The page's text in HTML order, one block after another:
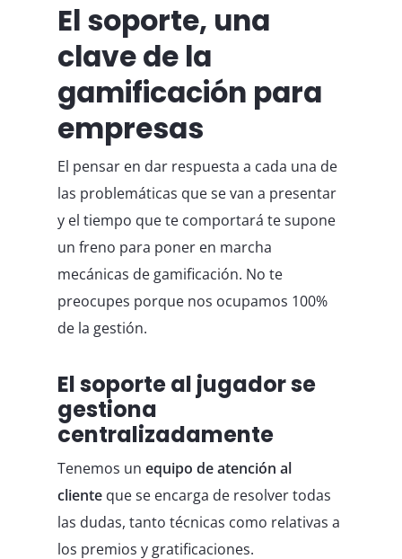
El soporte, una
clave de la
gamificación para
empresas
El pensar en dar respuesta a cada una de
las problemáticas que se van a presentar
y el tiempo que te comportará te supone
un freno para poner en marcha
mecánicas de gamificación. No te
preocupes porque nos ocupamos 100%
de la gestión.
El soporte al jugador se
gestiona
centralizadamente
Tenemos unequipo de atención al
cliente que se encarga de resolver todas
las dudas, tanto técnicas como relativas a
los premios y gratificaciones.